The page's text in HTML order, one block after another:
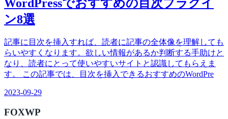
WordPressでおすすめの目次プラグイ
ン8選
記事に目次を挿入すれば、読者に記事の全体像を理解しても
らいやすくなります。欲しい情報があるか判断する手助けと
なり、読者にとって使いやすいサイトと認識してもらえま
す。 この記事では、目次を挿入できるおすすめのWordPre
2023-09-29
FOXWP